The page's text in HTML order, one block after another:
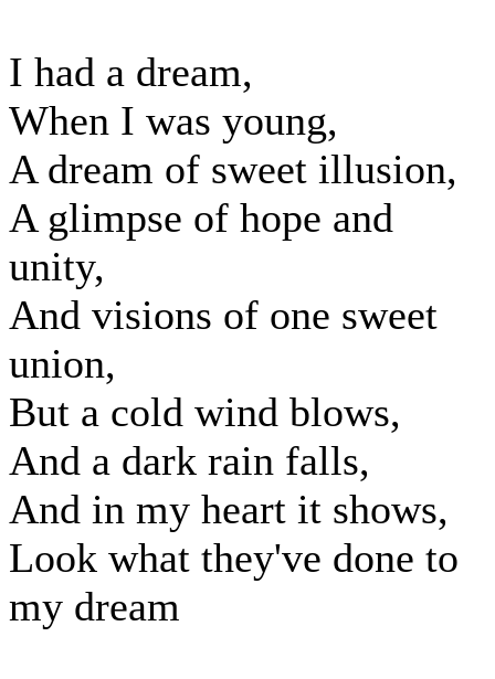
I had a dream,
When I was young,
A dream of sweet illusion,
A glimpse of hope and
unity,
And visions of one sweet
union,
But a cold wind blows,
And a dark rain falls,
And in my heart it shows,
Look what they've done to
my dream